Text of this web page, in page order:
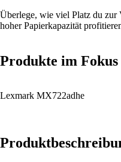
Überlege, wie viel Platz du zur
hoher Papierkapazität
Produkte im Fokus
Lexmark MX722adhe